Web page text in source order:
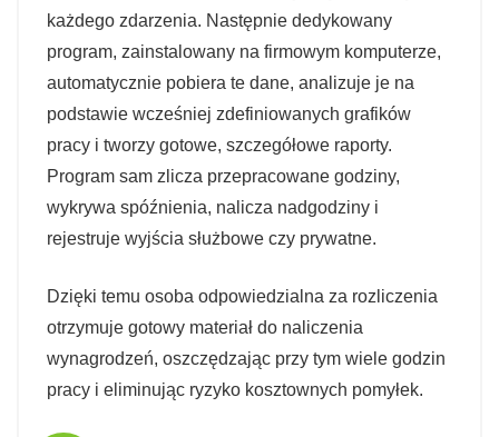
każdego zdarzenia. Następnie dedykowany
program, zainstalowany na firmowym komputerze,
automatycznie pobiera te dane, analizuje je na
podstawie wcześniej zdefiniowanych grafików
pracy i tworzy gotowe, szczegółowe raporty.
Program sam zlicza przepracowane godziny,
wykrywa spóźnienia, nalicza nadgodziny i
rejestruje wyjścia służbowe czy prywatne.
Dzięki temu osoba odpowiedzialna za rozliczenia
otrzymuje gotowy materiał do naliczenia
wynagrodzeń, oszczędzając przy tym wiele godzin
pracy i eliminując ryzyko kosztownych pomyłek.